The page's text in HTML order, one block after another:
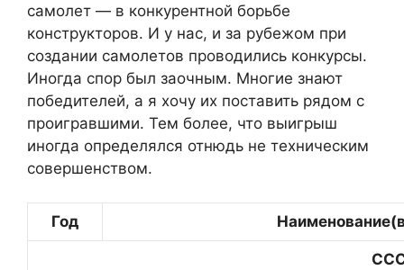
самолет — в конкурентной борьбе
конструкторов. И у нас, и за рубежом при
создании самолетов проводились конкурсы.
Иногда спор был заочным. Многие знают
победителей, а я хочу их поставить рядом с
проигравшими. Тем более, что выигрыш
иногда определялся отнюдь не техническим
совершенством.
Год